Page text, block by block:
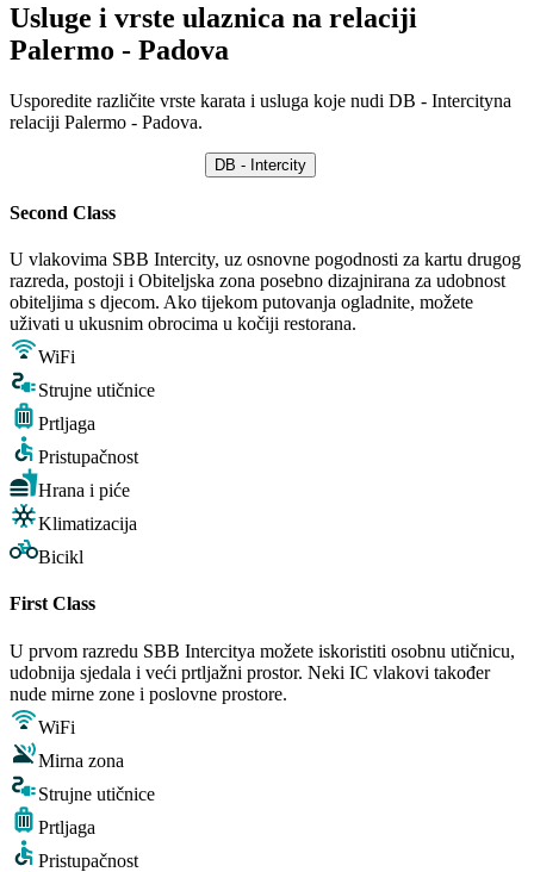
Usluge i vrste ulaznica na relaciji
Palermo - Padova
Usporedite različite vrste karata i usluga koje nudi DB - Intercityna
relaciji Palermo - Padova.
DB - Intercity
Second Class
U vlakovima SBB Intercity, uz osnovne pogodnosti za kartu drugog
razreda, postoji i Obiteljska zona posebno dizajnirana za udobnost
obiteljima s djecom. Ako tijekom putovanja ogladnite, možete
uživati u ukusnim obrocima u kočiji restorana.
WiFi
Strujne utičnice
Prtljaga
Pristupačnost
Hrana i piće
Klimatizacija
Bicikl
First Class
U prvom razredu SBB Intercitya možete iskoristiti osobnu utičnicu,
udobnija sjedala i veći prtljažni prostor. Neki IC vlakovi također
nude mirne zone i poslovne prostore.
WiFi
Mirna zona
Strujne utičnice
Prtljaga
Pristupačnost